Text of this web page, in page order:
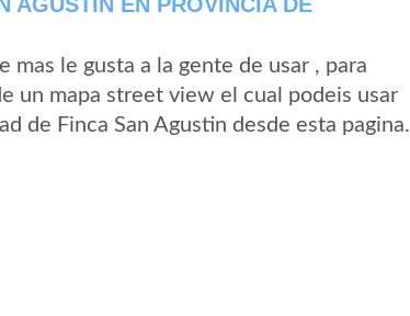
mas le gusta a la gente de usar , para
un mapa street view el cual podeis usar
de Finca San Agustin desde esta pagina.